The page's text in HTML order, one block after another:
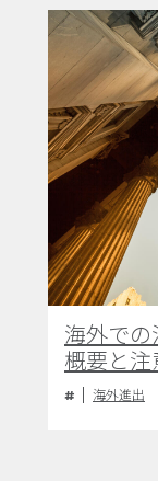
海外での
概要と注
海外進出